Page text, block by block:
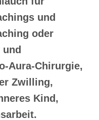
und
oder
Aura-Chirurgie,
Zwilling,
Kind,